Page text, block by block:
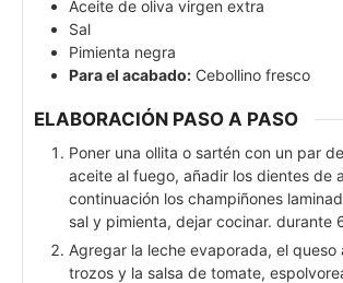
Aceite de oliva virgen extra
Sal
Pimienta negra
Para el acabado: Cebollino fresco
ELABORACIÓN PASO A PASO
Poner una ollita o sartén con un par
aceite al fuego, añadir los dientes de
continuación los champiñones
sal y pimienta, dejar cocinar. durante
Agregar la leche evaporada, el queso
trozos y la salsa de tomate,